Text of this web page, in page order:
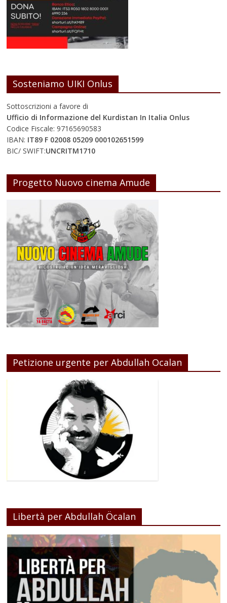
Sosteniamo UIKI Onlus
Sottoscrizioni a favore di
Ufficio di Informazione del Kurdistan In Italia Onlus
Codice Fiscale: 97165690583
IBAN: IT89 F 02008 05209 000102651599
BIC/ SWIFT:UNCRITM1710
Progetto Nuovo cinema Amude
Petizione urgente per Abdullah Ocalan
Libertà per Abdullah Öcalan